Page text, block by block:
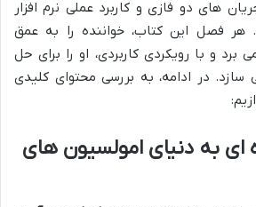
های دو فازی و کاربرد عملی نرم افزار
هر فصل این کتاب، خواننده را به عمق
و با رویکردی کاربردی، او را برای حل
سازد. در ادامه، به بررسی محتوای کلیدی
ای به دنیای امولسیون های